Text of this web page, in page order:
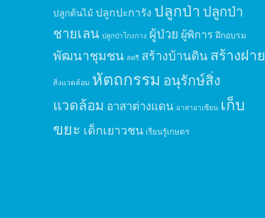
ปลูกต้นไม้ ปลูกปะการัง ปลูกป่า ปลูกป่า
ชายเลน ปลูกป่าโกงกาง ผู้ป่วย ผู้พิการ ฝึกอบรม
พัฒนาชุมชน สตรี สร้างบ้านดินสร้างฝาย
สิ่งแวดล้อม หัตถกรรม อนุรักษ์สิ่ง
แวดล้อม อาสาต่างแดน อาสาอาเซียน เก็บ
ขยะ เด็กเยาวชน เรียนรู้เกษตร